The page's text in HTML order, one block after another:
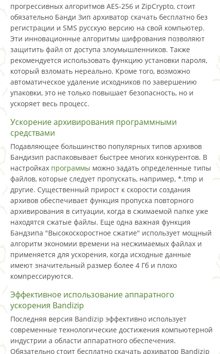
прогрессивных алгоритмов AES-256 и ZipCrypto, стоит
обязательно Банди Зип архиватор скачать бесплатно без
регистрации и SMS русскую версию на свой компьютер.
Эти инновационные алгоритмы шифрования позволяют
защитить файл от доступа злоумышленников. Также
рекомендуется использовать функцию установки пароля,
который взломать нереально. Кроме того, возможно
автоматическое удаление исходников по завершению
упаковки, это не только повышает безопасность, но и
ускоряет весь процесс.
Ускорение архивирования программными
средствами
Подавляющее большинство популярных типов архивов
Бандизип распаковывает быстрее многих конкурентов. В
настройках программы можно задать определенные типы
файлов, которые следует пропускать, например, *.tmp и
другие. Существенный прирост к скорости создания
архивов обеспечивает функция пропуска повторного
архивирования в ситуации, когда в сжимаемой папке уже
находятся сжатые файлы. Еще одна важная функция
Бандзипа "Высокоскоростное сжатие" использует мощный
алгоритм экономии времени на несжимаемых файлах и
применяется для ускорения, когда исходные данные
имеют значительный размер более 4 Гб и плохо
компрессируются.
Эффективное использование аппаратного
ускорения Bandizip
Последняя версия Bandizip эффективно использует
современные технологические достижения компьютерной
индустрии а области аппаратного обеспечения.
Обязательно стоит бесплатно скачать архиватор Bandizip